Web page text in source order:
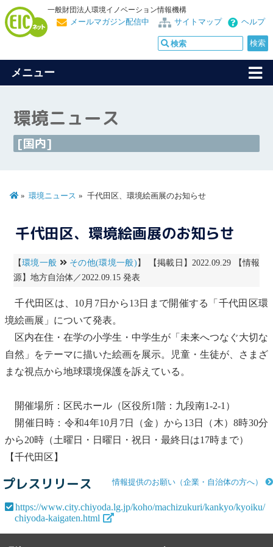
一般財団法人環境イノベーション情報機構
ヘルプ
サイトマップ
メールマガジン配信中
メニュー
環境ニュース
[国内]
環境ニュース 千代田区、環境絵画展のお知らせ
千代田区、環境絵画展のお知らせ
【環境一般 その他(環境一般) 】 【掲載日】2022.09.29 【情報
源】地方自治体／2022.09.15 発表
千代田区は、10月7日から13日まで開催する「千代田区環
境絵画展」について発表。
区内在住・在学の小学生・中学生が「未来へつなぐ大切な
自然」をテーマに描いた絵画を展示。児童・生徒が、さまざ
まな視点から地球環境保護を訴えている。
開催場所：区民ホール（区役所1階：九段南1-2-1）
開催日時：令和4年10月7日（金）から13日（木）8時30分
から20時（土曜日・日曜日・祝日・最終日は17時まで）
【千代田区】
情報提供のお願い（企業・自治体の方へ）
プレスリリース
https://www.city.chiyoda.lg.jp/koho/machizukuri/kankyo/kyoiku/
chiyoda-kaigaten.html